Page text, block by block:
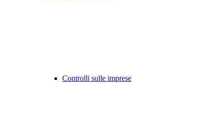
Controlli sulle imprese